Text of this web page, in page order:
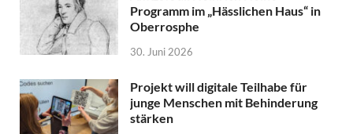
Programm im „Hässlichen Haus“ in
Oberrosphe
30. Juni 2026
Projekt will digitale Teilhabe für
junge Menschen mit Behinderung
stärken